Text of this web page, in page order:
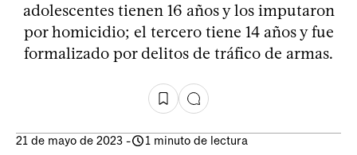
adolescentes tienen 16 años y los imputaron
por homicidio; el tercero tiene 14 años y fue
formalizado por delitos de tráfico de armas.
21 de mayo de 2023 - 1 minuto de lectura